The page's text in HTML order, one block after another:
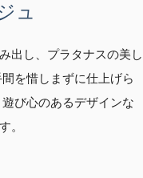
ュ
出し、プラタナスの美し
を惜しまずに仕上げら
び心のあるデザインな
。